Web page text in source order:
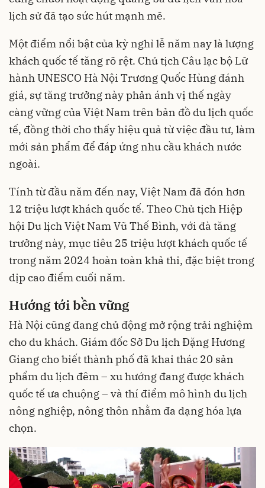
lịch sử đã tạo sức hút mạnh mẽ.
Một điểm nổi bật của kỳ nghỉ lễ năm nay là lượng
khách quốc tế tăng rõ rệt. Chủ tịch Câu lạc bộ Lữ
hành UNESCO Hà Nội Trương Quốc Hùng đánh
giá, sự tăng trưởng này phản ánh vị thế ngày
càng vững của Việt Nam trên bản đồ du lịch quốc
tế, đồng thời cho thấy hiệu quả từ việc đầu tư, làm
mới sản phẩm để đáp ứng nhu cầu khách nước
ngoài.
Tính từ đầu năm đến nay, Việt Nam đã đón hơn
12 triệu lượt khách quốc tế. Theo Chủ tịch Hiệp
hội Du lịch Việt Nam Vũ Thế Bình, với đà tăng
trưởng này, mục tiêu 25 triệu lượt khách quốc tế
trong năm 2024 hoàn toàn khả thi, đặc biệt trong
dịp cao điểm cuối năm.
Hướng tới bền vững
Hà Nội cũng đang chủ động mở rộng trải nghiệm
cho du khách. Giám đốc Sở Du lịch Đặng Hương
Giang cho biết thành phố đã khai thác 20 sản
phẩm du lịch đêm – xu hướng đang được khách
quốc tế ưa chuộng – và thí điểm mô hình du lịch
nông nghiệp, nông thôn nhằm đa dạng hóa lựa
chọn.